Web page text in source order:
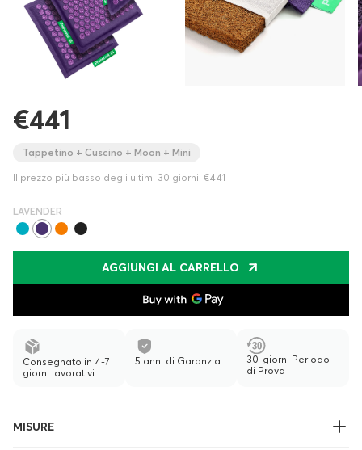
€441
Tappetino + Cuscino + Moon + Mini
Il prezzo più basso degli ultimi 30 giorni: €441
LAVENDER
AGGIUNGI AL CARRELLO
Consegnato in 4-7
giorni lavorativi
5 anni di Garanzia
30-giorni Periodo
di Prova
MISURE